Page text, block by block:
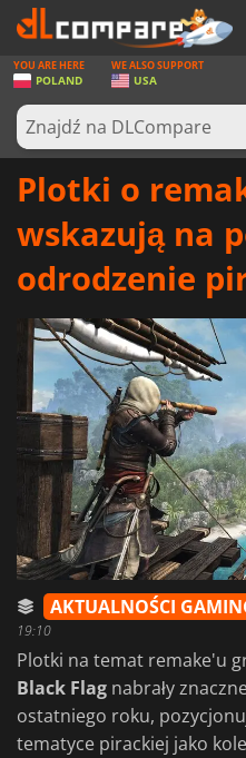
GRY
KARTY DO GIER
OPROGRAMOWANIE
SPRZĘT KOMPUTEROWY
ZALOGUJ SIĘ LUB ZAREJESTRUJ
YOU ARE HERE
POLAND
WE ALSO SUPPORT
USA
Plotki o
wskazują na
odrodzenie
AKTUALNOŚCI
19:10
Plotki na temat remake'u
Black Flag nabrały
ostatniego roku,
tematyce pirackiej jako